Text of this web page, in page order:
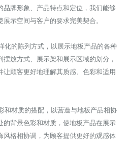
牌形象、产品特点和定位，我们能够
示空间与客户的要求完美契合。
化的陈列方式，以展示地板产品的各种
放方式、展示架和展示区域的划分，
顾客更好地理解其质感、色彩和适用
和材质的搭配，以营造与地板产品相协
背景色彩和材质，使地板产品在展示
格相协调，为顾客提供更好的观感体